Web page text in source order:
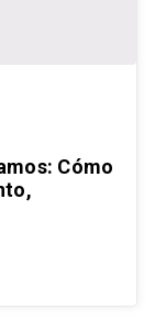
Cómo